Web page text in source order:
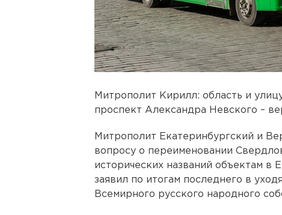
Митрополит Кирилл: область и
проспект Александра Невского –
Митрополит Екатеринбургский и
вопросу о переименовании
исторических названий объектам в
заявил по итогам последнего в
Всемирного русского народного